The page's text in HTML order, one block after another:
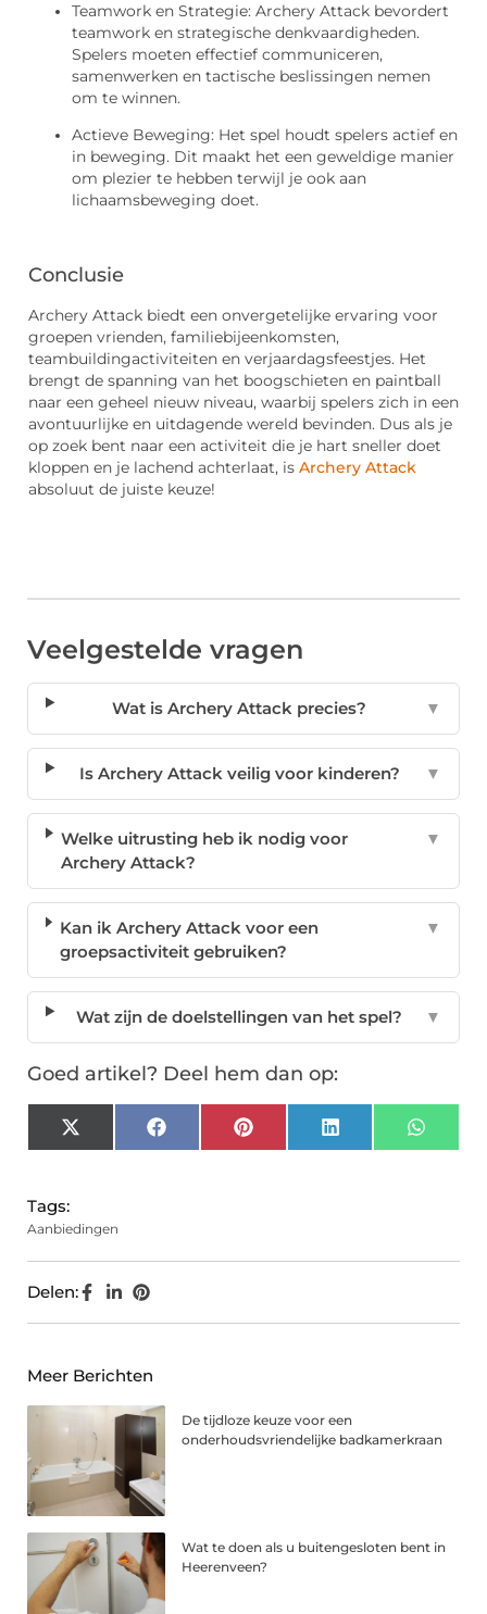
Teamwork en Strategie: Archery Attack bevordert
teamwork en strategische denkvaardigheden.
Spelers moeten effectief communiceren,
samenwerken en tactische beslissingen nemen
om te winnen.
Actieve Beweging: Het spel houdt spelers actief en
in beweging. Dit maakt het een geweldige manier
om plezier te hebben terwijl je ook aan
lichaamsbeweging doet.
Conclusie
Archery Attack biedt een onvergetelijke ervaring voor
groepen vrienden, familiebijeenkomsten,
teambuildingactiviteiten en verjaardagsfeestjes. Het
brengt de spanning van het boogschieten en paintball
naar een geheel nieuw niveau, waarbij spelers zich in een
avontuurlijke en uitdagende wereld bevinden. Dus als je
op zoek bent naar een activiteit die je hart sneller doet
kloppen en je lachend achterlaat, is Archery Attack
absoluut de juiste keuze!
Veelgestelde vragen
Wat is Archery Attack precies? ▼
Is Archery Attack veilig voor kinderen? ▼
Welke uitrusting heb ik nodig voor
Archery Attack?
▼
Kan ik Archery Attack voor een
groepsactiviteit gebruiken?
▼
Wat zijn de doelstellingen van het spel? ▼
Goed artikel? Deel hem dan op:
X
(Twitter)
FacebookPinterest LinkedIn
Tags:
Aanbiedingen
Delen:
Meer Berichten
De tijdloze keuze voor een
onderhoudsvriendelijke badkamerkraan
Wat te doen als u buitengesloten bent in
Heerenveen?